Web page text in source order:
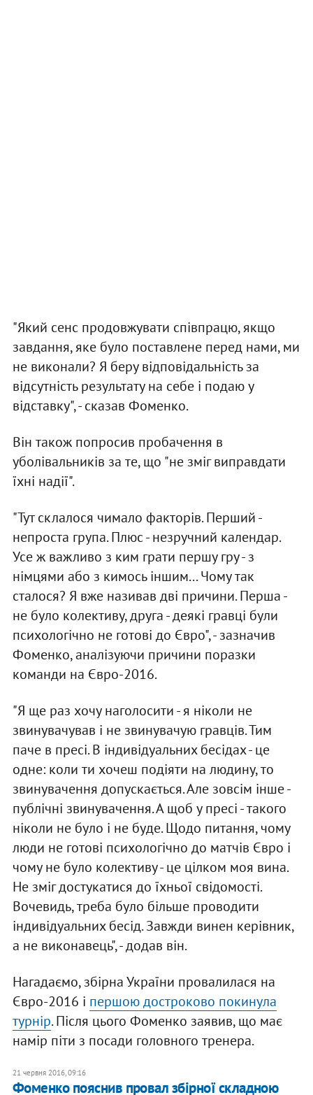
"Який сенс продовжувати співпрацю, якщо
завдання, яке було поставлене перед нами, ми
не виконали? Я беру відповідальність за
відсутність результату на себе і подаю у
відставку", - сказав Фоменко.
Він також попросив пробачення в
уболівальників за те, що "не зміг виправдати
їхні надії".
"Тут склалося чимало факторів. Перший -
непроста група. Плюс - незручний календар.
Усе ж важливо з ким грати першу гру - з
німцями або з кимось іншим... Чому так
сталося? Я вже називав дві причини. Перша -
не було колективу, друга - деякі гравці були
психологічно не готові до Євро", - зазначив
Фоменко, аналізуючи причини поразки
команди на Євро-2016.
"Я ще раз хочу наголосити - я ніколи не
звинувачував і не звинувачую гравців. Тим
паче в пресі. В індивідуальних бесідах - це
одне: коли ти хочеш подіяти на людину, то
звинувачення допускається. Але зовсім інше -
публічні звинувачення. А щоб у пресі - такого
ніколи не було і не буде. Щодо питання, чому
люди не готові психологічно до матчів Євро і
чому не було колективу - це цілком моя вина.
Не зміг достукатися до їхньої свідомості.
Вочевидь, треба було більше проводити
індивідуальних бесід. Завжди винен керівник,
а не виконавець", - додав він.
Нагадаємо, збірна України провалилася на
Євро-2016 і першою достроково покинула
турнір. Після цього Фоменко заявив, що має
намір піти з посади головного тренера.
21 червня 2016, 09:16
Фоменко пояснив провал збірної складною